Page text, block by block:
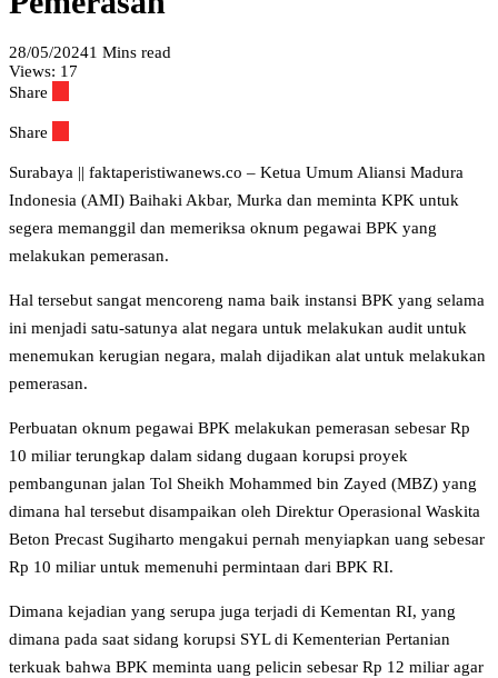
28/05/20241 Mins read
Views: 17
Share
Share
Surabaya || faktaperistiwanews.co – Ketua Umum Aliansi Madura
Indonesia (AMI) Baihaki Akbar, Murka dan meminta KPK untuk
segera memanggil dan memeriksa oknum pegawai BPK yang
melakukan pemerasan.
Hal tersebut sangat mencoreng nama baik instansi BPK yang selama
ini menjadi satu-satunya alat negara untuk melakukan audit untuk
menemukan kerugian negara, malah dijadikan alat untuk melakukan
pemerasan.
Perbuatan oknum pegawai BPK melakukan pemerasan sebesar Rp
10 miliar terungkap dalam sidang dugaan korupsi proyek
pembangunan jalan Tol Sheikh Mohammed bin Zayed (MBZ) yang
dimana hal tersebut disampaikan oleh Direktur Operasional Waskita
Beton Precast Sugiharto mengakui pernah menyiapkan uang sebesar
Rp 10 miliar untuk memenuhi permintaan dari BPK RI.
Dimana kejadian yang serupa juga terjadi di Kementan RI, yang
dimana pada saat sidang korupsi SYL di Kementerian Pertanian
terkuak bahwa BPK meminta uang pelicin sebesar Rp 12 miliar agar